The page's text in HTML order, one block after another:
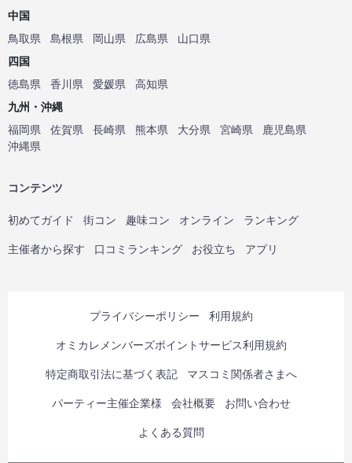
中国
鳥取県
島根県 岡山県 広島県
山口県
四国
徳島県
香川県 愛媛県
高知県
九州・沖縄
福岡県
佐賀県 長崎県 熊本県 大分県 宮崎県
鹿児島県
沖縄県
コンテンツ
初めてガイド 街コン 趣味コン オンライン ランキング
主催者から探す 口コミランキング お役立ち アプリ
プライバシーポリシー 利用規約
オミカレメンバーズポイントサービス利用規約
特定商取引法に基づく表記 マスコミ関係者さまへ
パーティー主催企業様 会社概要 お問い合わせ
よくある質問